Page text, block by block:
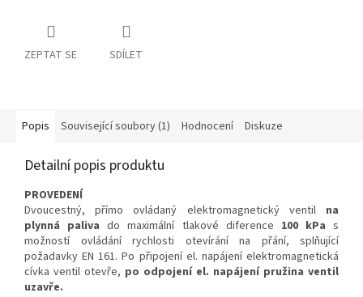
ZEPTAT SE SDÍLET
Popis Související soubory (1) Hodnocení Diskuze
Detailní popis produktu
PROVEDENÍ
Dvoucestný, přímo ovládaný elektromagnetický ventil na
plynná paliva do maximální tlakové diference 100 kPa s
možností ovládání rychlosti otevírání na přání, splňující
požadavky EN 161. Po připojení el. napájení elektromagnetická
cívka ventil otevře, po odpojení el. napájení pružina ventil
uzavře.